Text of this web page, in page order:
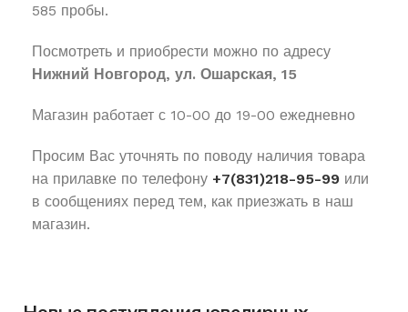
585 пробы.
Посмотреть и приобрести можно по адресу
Нижний Новгород, ул. Ошарская, 15
Магазин работает с 10-00 до 19-00 ежедневно
Просим Вас уточнять по поводу наличия товара
на прилавке по телефону +7(831)218-95-99 или
в сообщениях перед тем, как приезжать в наш
магазин.